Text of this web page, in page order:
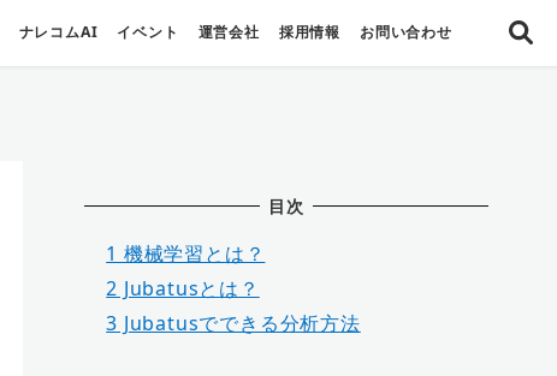
ナレコムAI イベント 運営会社 採用情報 お問い合わせ
目次
1 機械学習とは？
2 Jubatusとは？
3 Jubatusでできる分析方法